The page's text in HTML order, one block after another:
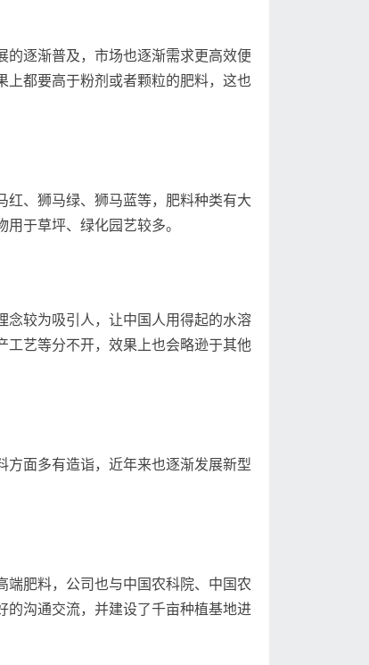
的逐渐普及，市场也逐渐需求更高效便
上都要高于粉剂或者颗粒的肥料，这也
红、狮马绿、狮马蓝等，肥料种类有大
于草坪、绿化园艺较多。
念较为吸引人，让中国人用得起的水溶
工艺等分不开，效果上也会略逊于其他
方面多有造诣，近年来也逐渐发展新型
端肥料，公司也与中国农科院、中国农
的沟通交流，并建设了千亩种植基地进